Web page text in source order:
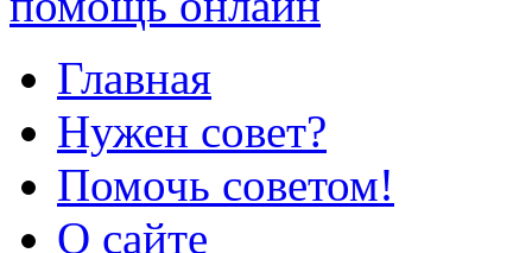
Главная
Нужен совет?
Помочь советом!
О сайте